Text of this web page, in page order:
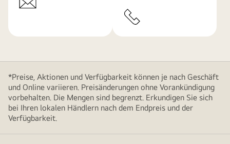
*Preise, Aktionen und Verfügbarkeit können je nach Geschäft
und Online variieren. Preisänderungen ohne Vorankündigung
vorbehalten. Die Mengen sind begrenzt. Erkundigen Sie sich
bei Ihren lokalen Händlern nach dem Endpreis und der
Verfügbarkeit.